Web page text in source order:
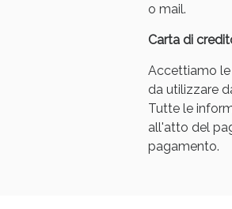
o mail.
Carta di
Accettiamo le
da utilizzare
Tutte le
all'atto del
pagamento.